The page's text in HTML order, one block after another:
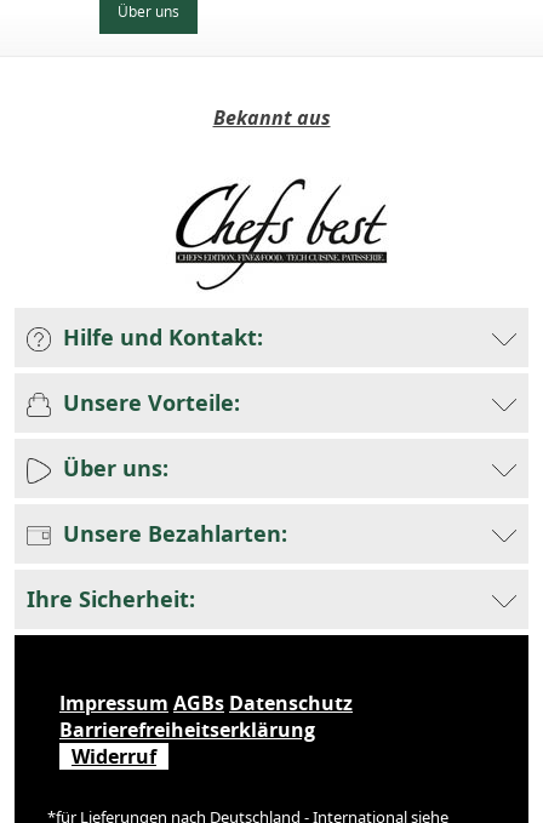
Über uns
Bekannt aus
Hilfe und Kontakt:
Unsere Vorteile:
Über uns:
Unsere Bezahlarten:
Ihre Sicherheit:
Impressum AGBs Datenschutz
Barrierefreiheitserklärung
Widerruf
*für Lieferungen nach Deutschland - International siehe